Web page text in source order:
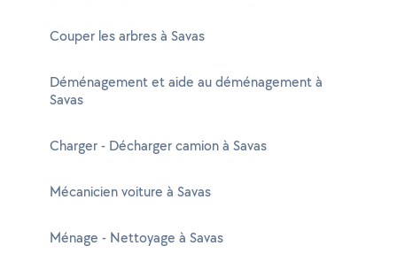
Couper les arbres à Savas
Déménagement et aide au déménagement à
Savas
Charger - Décharger camion à Savas
Mécanicien voiture à Savas
Ménage - Nettoyage à Savas